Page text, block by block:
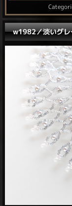
w1982／淡いグレ